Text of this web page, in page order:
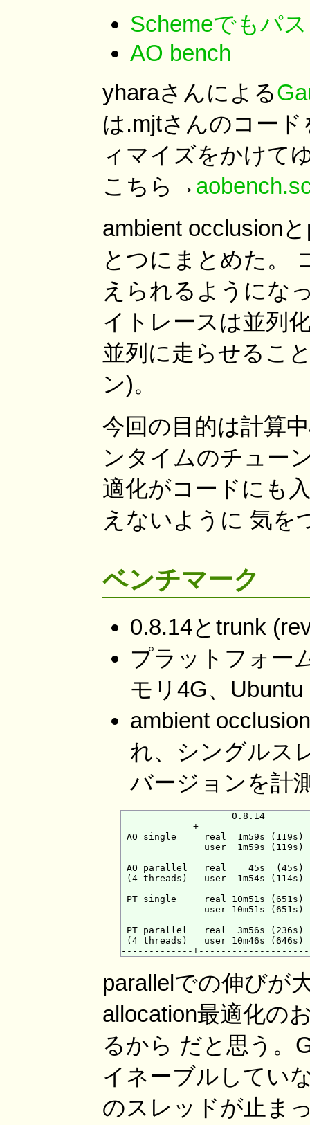
Schemeでもパ
AO bench
yharaさんによる
は.mjtさんのコー
ィマイズをかけて
こちら→
ambient occlusion
とつにまとめた。
えられるようにな
イトレースは並列
並列に走らせるこ
ン)。
今回の目的は計算
ンタイムのチュー
適化がコードにも
えないように 気を
ベンチマーク
0.8.14とtrunk
プラットフォー
モリ4G、Ubuntu
ambient
れ、シングルス
バージョンを計
0.8.14
-------------
AO single     real  1m59s
user  1m59s (119s)
AO parallel   real    45s
(4 threads)   user  1m54s
PT single     real 10m51s
user 10m51s (651s)
PT parallel   real  3m56s
(4 threads)   user 10m46s
parallelでの伸びが
allocation最適化の
るから だと思う。
イネーブルしてい
のスレッドが止ま